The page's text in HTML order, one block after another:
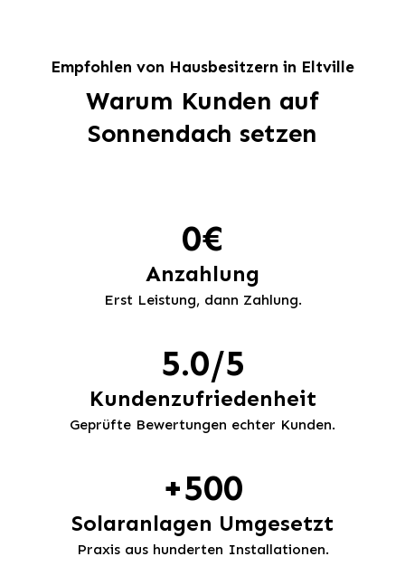
Empfohlen von Hausbesitzern in Eltville
Warum Kunden auf
Sonnendach setzen
0€
Anzahlung
Erst Leistung, dann Zahlung.
5.0/5
Kundenzufriedenheit
Geprüfte Bewertungen echter Kunden.
+500
Solaranlagen Umgesetzt
Praxis aus hunderten Installationen.